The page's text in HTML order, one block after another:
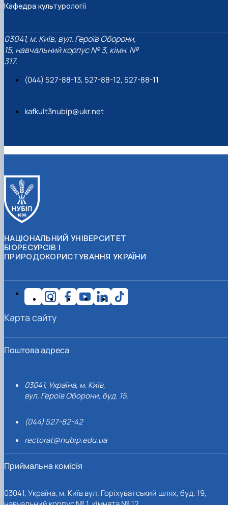
Кафедра культурології
03041, м. Київ, вул. Героїв Оборони,
15, навчальний корпус № 3, кімн. №
317.
(044) 527-88-13, 527-88-12, 527-88-11
kafkult3nubip@ukr.net
НАЦІОНАЛЬНИЙ УНІВЕРСИТЕТ
БІОРЕСУРСІВ І
ПРИРОДОКОРИСТУВАННЯ УКРАЇНИ
Поштова адреса
03041, Україна, м. Київ,
вул. Героїв Оборони, буд. 15.
(044) 527-82-42
rectorat@nubip.edu.ua
Приймальна комісія
03041, Україна, м. Київ вул. Горіхуватський шлях, буд. 19,
Карта сайту